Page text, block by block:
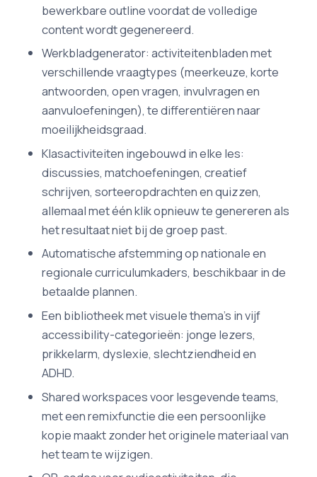
bewerkbare outline voordat de volledige
content wordt gegenereerd.
Werkbladgenerator: activiteitenbladen met
verschillende vraagtypes (meerkeuze, korte
antwoorden, open vragen, invulvragen en
aanvuloefeningen), te differentiëren naar
moeilijkheidsgraad.
Klasactiviteiten ingebouwd in elke les:
discussies, matchoefeningen, creatief
schrijven, sorteeropdrachten en quizzen,
allemaal met één klik opnieuw te genereren als
het resultaat niet bij de groep past.
Automatische afstemming op nationale en
regionale curriculumkaders, beschikbaar in de
betaalde plannen.
Een bibliotheek met visuele thema's in vijf
accessibility-categorieën: jonge lezers,
prikkelarm, dyslexie, slechtziendheid en
ADHD.
Shared workspaces voor lesgevende teams,
met een remixfunctie die een persoonlijke
kopie maakt zonder het originele materiaal van
het team te wijzigen.